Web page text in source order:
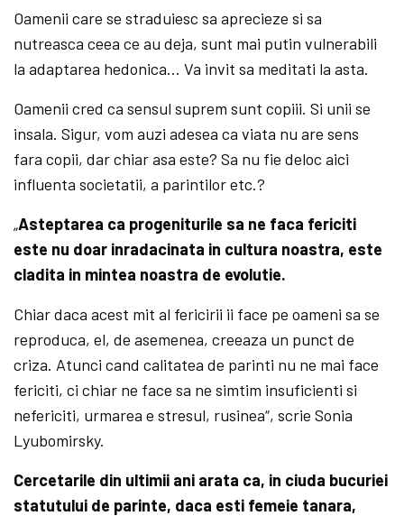
Oamenii care se straduiesc sa aprecieze si sa
nutreasca ceea ce au deja, sunt mai putin vulnerabili
la adaptarea hedonica… Va invit sa meditati la asta.
Oamenii cred ca sensul suprem sunt copiii. Si unii se
insala. Sigur, vom auzi adesea ca viata nu are sens
fara copii, dar chiar asa este? Sa nu fie deloc aici
influenta societatii, a parintilor etc.?
„Asteptarea ca progeniturile sa ne faca fericiti
este nu doar inradacinata in cultura noastra, este
cladita in mintea noastra de evolutie.
Chiar daca acest mit al fericirii ii face pe oameni sa se
reproduca, el, de asemenea, creeaza un punct de
criza. Atunci cand calitatea de parinti nu ne mai face
fericiti, ci chiar ne face sa ne simtim insuficienti si
nefericiti, urmarea e stresul, rusinea“, scrie Sonia
Lyubomirsky.
Cercetarile din ultimii ani arata ca, in ciuda bucuriei
statutului de parinte, daca esti femeie tanara,